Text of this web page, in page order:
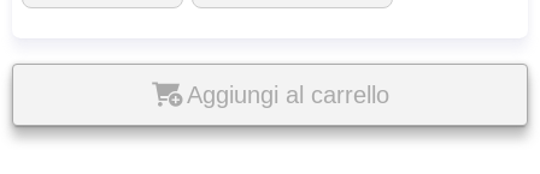
Aggiungi al carrello